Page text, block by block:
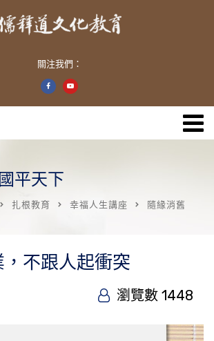
關注我們：
平天下
扎根教育 幸福人生講座
隨緣消舊
不跟人起衝突
瀏覽數 1448